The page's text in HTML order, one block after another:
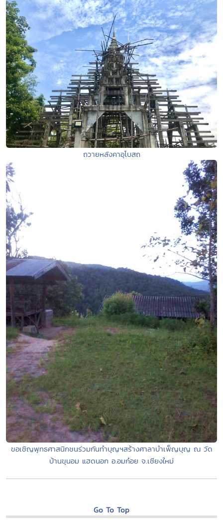
ถวายหลังคาอุโบสถ
ขอเชิญพุทธศาสนิกชนร่วมกันทำบุญฯสร้างศาลาบำเพ็ญบุญ ณ วัด
บ้านขุนอม แฮดนอก อ.อมก๋อย จ.เชียงใหม่
Go To Top